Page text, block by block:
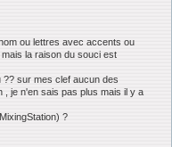
ou lettres avec accents ou
la raison du souci est
?? sur mes clef aucun des
, je n'en sais pas plus mais il y a
?